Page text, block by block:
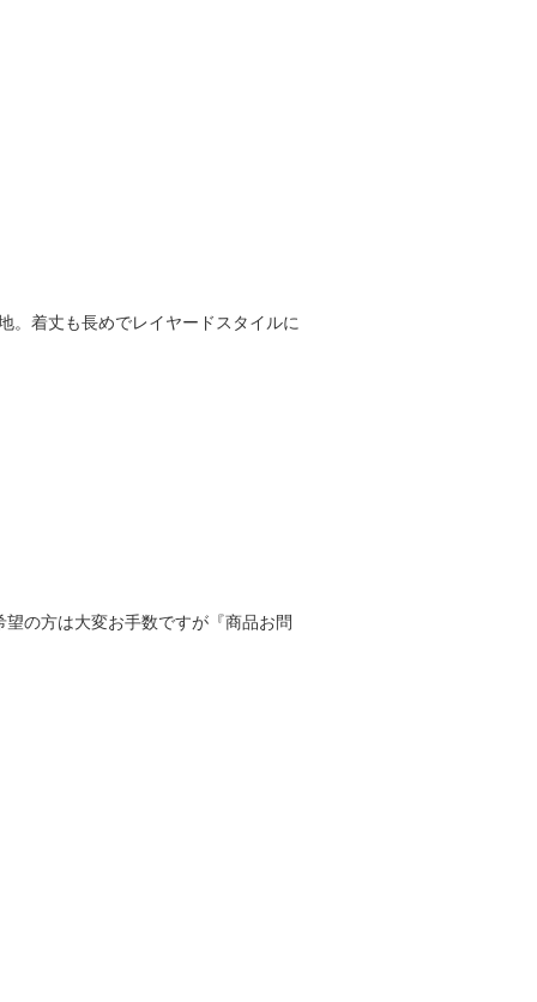
。着丈も長めでレイヤードスタイルに
の方は大変お手数ですが『商品お問